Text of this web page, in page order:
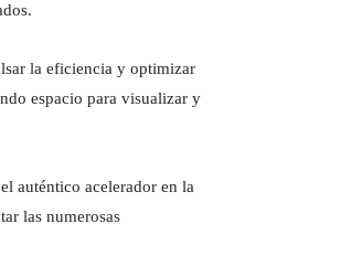
la eficiencia y optimizar
espacio para visualizar y
auténtico acelerador en la
las numerosas